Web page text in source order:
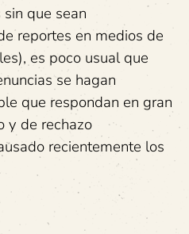
que sean
reportes en medios de
es poco usual que
se hagan
que respondan en gran
y de rechazo
recientemente los